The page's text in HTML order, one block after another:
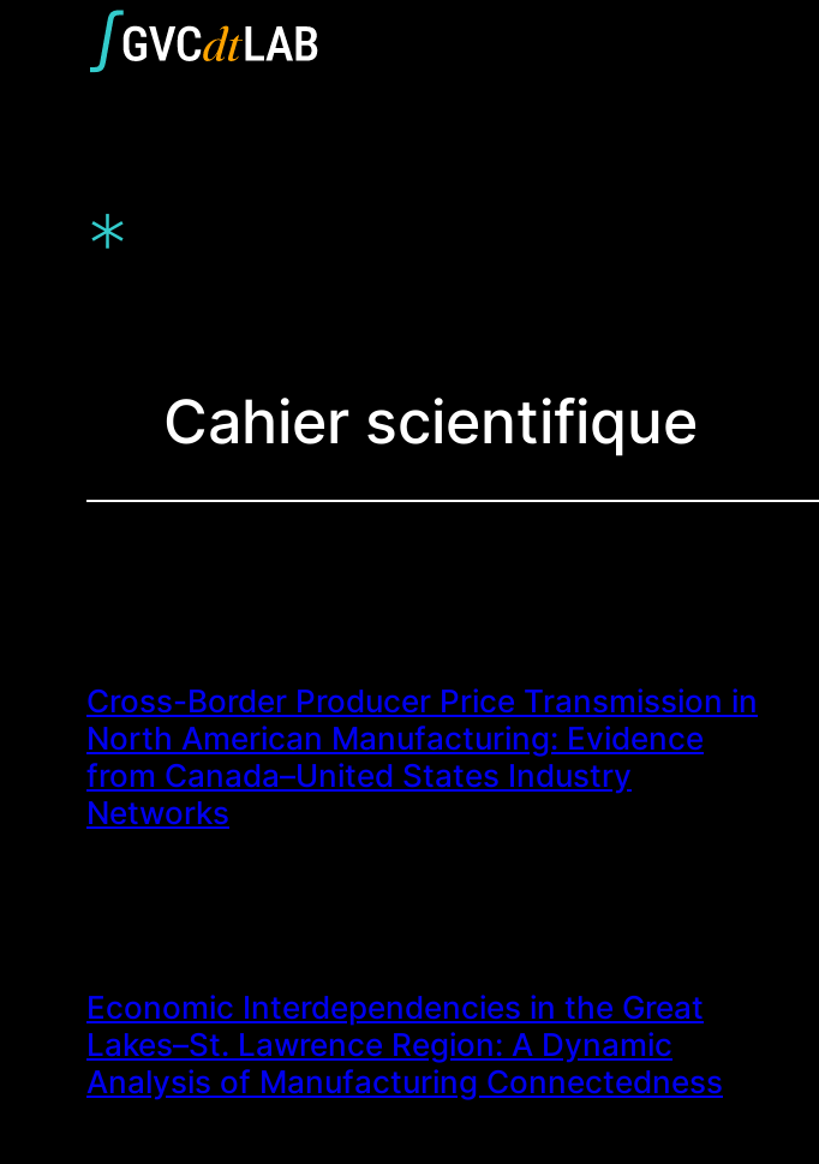
*
Cahier scientifique
Cross-Border Producer Price Transmission in
North American Manufacturing: Evidence
from Canada–United States Industry
Networks
Economic Interdependencies in the Great
Lakes–St. Lawrence Region: A Dynamic
Analysis of Manufacturing Connectedness